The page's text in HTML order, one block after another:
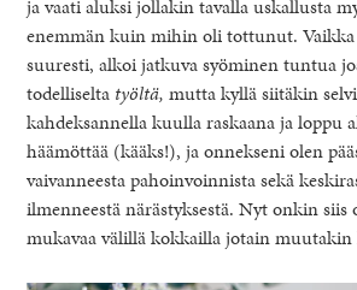
ja vaati aluksi jollakin tavalla uskallusta
enemmän kuin mihin oli tottunut.
suuresti, alkoi jatkuva syöminen tuntua
todelliselta työltä,mutta kyllä siitäkin
kahdeksannella kuulla raskaana ja loppu
häämöttää (kääks!), ja onnekseni olen
vaivanneesta pahoinvoinnista sekä
ilmenneestä närästyksestä. Nyt onkin
mukavaa välillä kokkailla jotain